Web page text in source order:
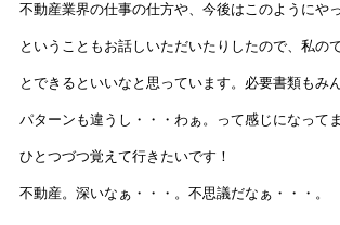
不動産業界の仕事の仕方や、今後はこのようにや
ということもお話しいただいたりしたので、私の
とできるといいなと思っています。必要書類もみ
パターンも違うし・・・わぁ。って感じになって
ひとつづつ覚えて行きたいです！
不動産。深いなぁ・・・。不思議だなぁ・・・。